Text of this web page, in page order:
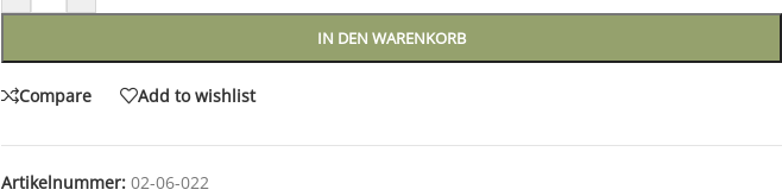
IN DEN WARENKORB
Compare Add to wishlist
Artikelnummer: 02-06-022